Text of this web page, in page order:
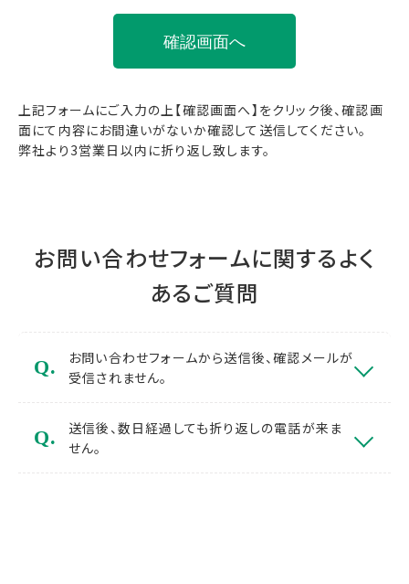
上記フォームにご入力の上【確認画面へ】をクリック後、確認画
面にて内容にお間違いがないか確認して送信してください。
弊社より3営業日以内に折り返し致します。
お問い合わせフォームに関するよく
あるご質問
お問い合わせフォームから送信後、確認メールが
受信されません。
送信後、数日経過しても折り返しの電話が来ま
せん。